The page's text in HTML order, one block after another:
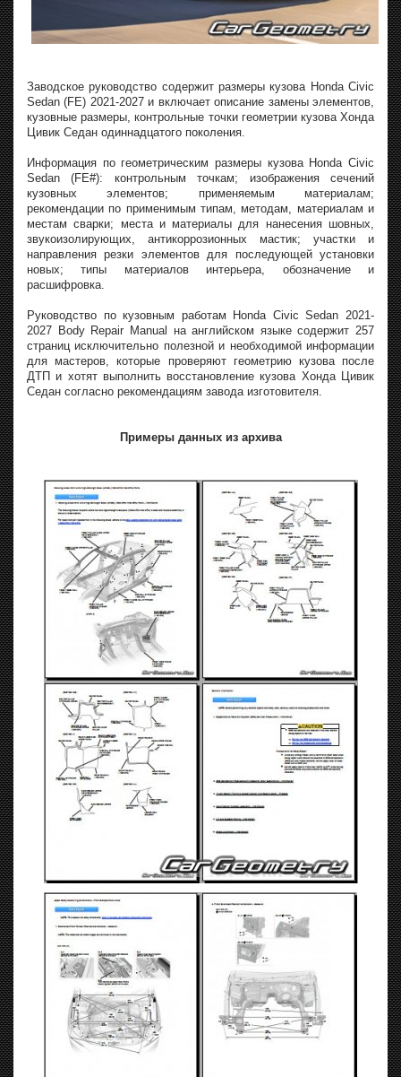
Заводское руководство содержит размеры кузова Honda Civic
Sedan (FE) 2021-2027 и включает описание замены элементов,
кузовные размеры, контрольные точки геометрии кузова Хонда
Цивик Седан одиннадцатого поколения.
Информация по геометрическим размеры кузова Honda Civic
Sedan (FE#): контрольным точкам; изображения сечений
кузовных элементов; применяемым материалам;
рекомендации по применимым типам, методам, материалам и
местам сварки; места и материалы для нанесения шовных,
звукоизолирующих, антикоррозионных мастик; участки и
направления резки элементов для последующей установки
новых; типы материалов интерьера, обозначение и
расшифровка.
Руководство по кузовным работам Honda Civic Sedan 2021-
2027 Body Repair Manual на английском языке содержит 257
страниц исключительно полезной и необходимой информации
для мастеров, которые проверяют геометрию кузова после
ДТП и хотят выполнить восстановление кузова Хонда Цивик
Седан согласно рекомендациям завода изготовителя.
Примеры данных из архива